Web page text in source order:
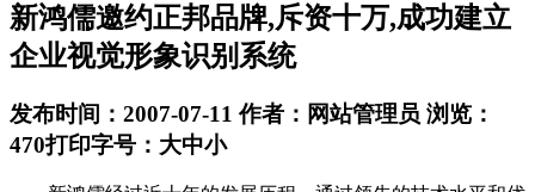
新鸿儒邀约正邦品牌,斥资十万,成功建立
企业视觉形象识别系统
发布时间：2007-07-11 作者：网站管理员 浏览：
470打印字号： 大中小